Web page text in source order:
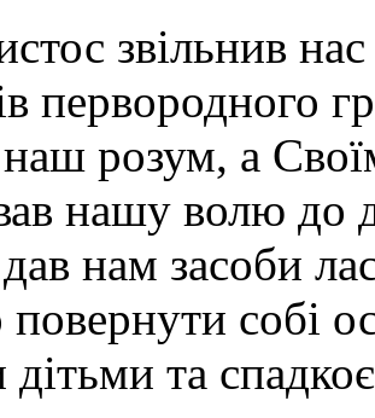
звільнив
первородного
розум, а
нашу волю до
нам засоби
собі
та